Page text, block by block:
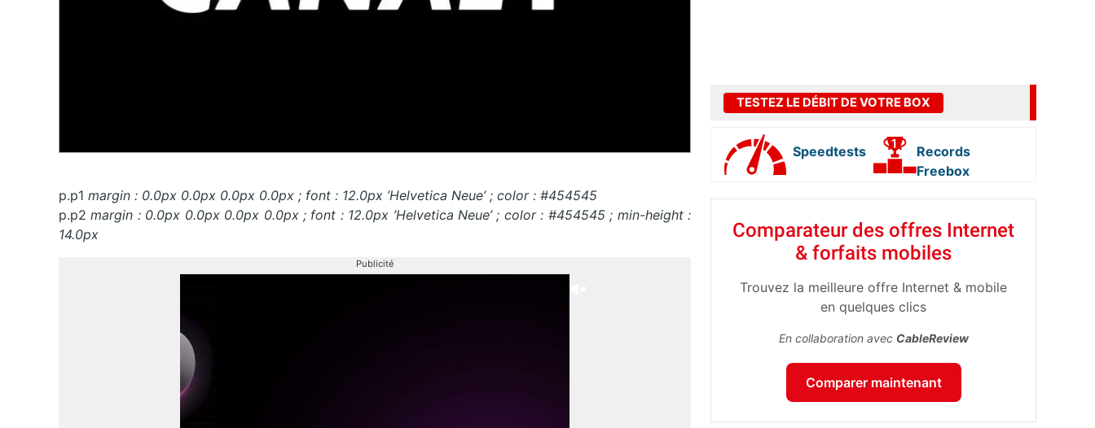
p.p1 margin : 0.0px 0.0px 0.0px 0.0px ; font : 12.0px ’Helvetica Neue’ ; color : #454545
p.p2margin : 0.0px 0.0px 0.0px 0.0px ; font : 12.0px ’Helvetica Neue’ ; color : #454545 ; min-height :
14.0px
Publicité
TESTEZ LE DÉBIT DE VOTRE BOX
Speedtests
Records
Freebox
Comparateur des offres Internet
& forfaits mobiles
Trouvez la meilleure offre Internet & mobile
en quelques clics
En collaboration avec CableReview
Comparer maintenant